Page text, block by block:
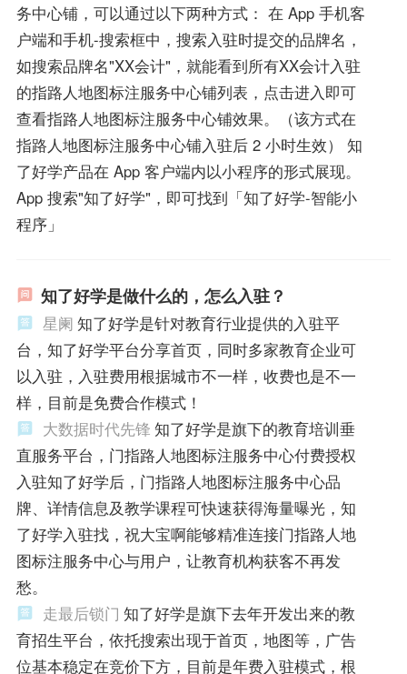
务中心铺，可以通过以下两种方式： 在 App 手机客
户端和手机-搜索框中，搜索入驻时提交的品牌名，
如搜索品牌名"XX会计"，就能看到所有XX会计入驻
的指路人地图标注服务中心铺列表，点击进入即可
查看指路人地图标注服务中心铺效果。（该方式在
指路人地图标注服务中心铺入驻后 2 小时生效） 知
了好学产品在 App 客户端内以小程序的形式展现。
App 搜索"知了好学"，即可找到「知了好学-智能小
程序」
知了好学是做什么的，怎么入驻？
星阑 知了好学是针对教育行业提供的入驻平
台，知了好学平台分享首页，同时多家教育企业可
以入驻，入驻费用根据城市不一样，收费也是不一
样，目前是免费合作模式！
大数据时代先锋 知了好学是旗下的教育培训垂
直服务平台，门指路人地图标注服务中心付费授权
入驻知了好学后，门指路人地图标注服务中心品
牌、详情信息及教学课程可快速获得海量曝光，知
了好学入驻找，祝大宝啊能够精准连接门指路人地
图标注服务中心与用户，让教育机构获客不再发
愁。
走最后锁门 知了好学是旗下去年开发出来的教
育招生平台，依托搜索出现于首页，地图等，广告
位基本稳定在竞价下方，目前是年费入驻模式，根